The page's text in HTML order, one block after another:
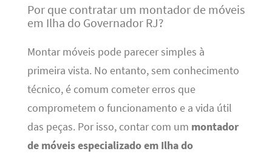
Por que contratar um montador de móveis
em Ilha do Governador RJ?
Montar móveis pode parecer simples à
primeira vista. No entanto, sem conhecimento
técnico, é comum cometer erros que
comprometem o funcionamento e a vida útil
das peças. Por isso, contar com um montador
de móveis especializado em Ilha do